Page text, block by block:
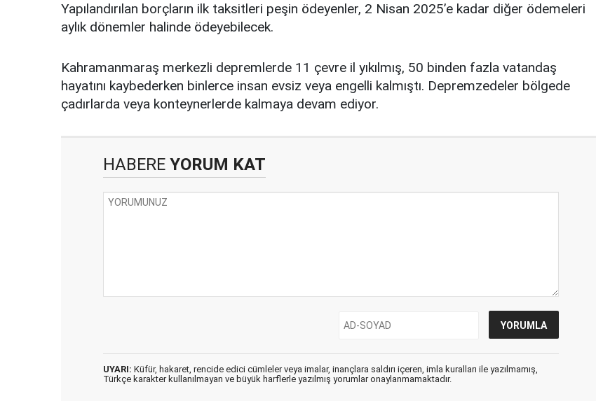
Yapılandırılan borçların ilk taksitleri peşin ödeyenler, 2 Nisan 2025’e kadar diğer ödemeleri
aylık dönemler halinde ödeyebilecek.
Kahramanmaraş merkezli depremlerde 11 çevre il yıkılmış, 50 binden fazla vatandaş
hayatını kaybederken binlerce insan evsiz veya engelli kalmıştı. Depremzedeler bölgede
çadırlarda veya konteynerlerde kalmaya devam ediyor.
HABERE YORUM KAT
UYARI: Küfür, hakaret, rencide edici cümleler veya imalar, inançlara saldırı içeren, imla kuralları ile yazılmamış,
Türkçe karakter kullanılmayan ve büyük harflerle yazılmış yorumlar onaylanmamaktadır.